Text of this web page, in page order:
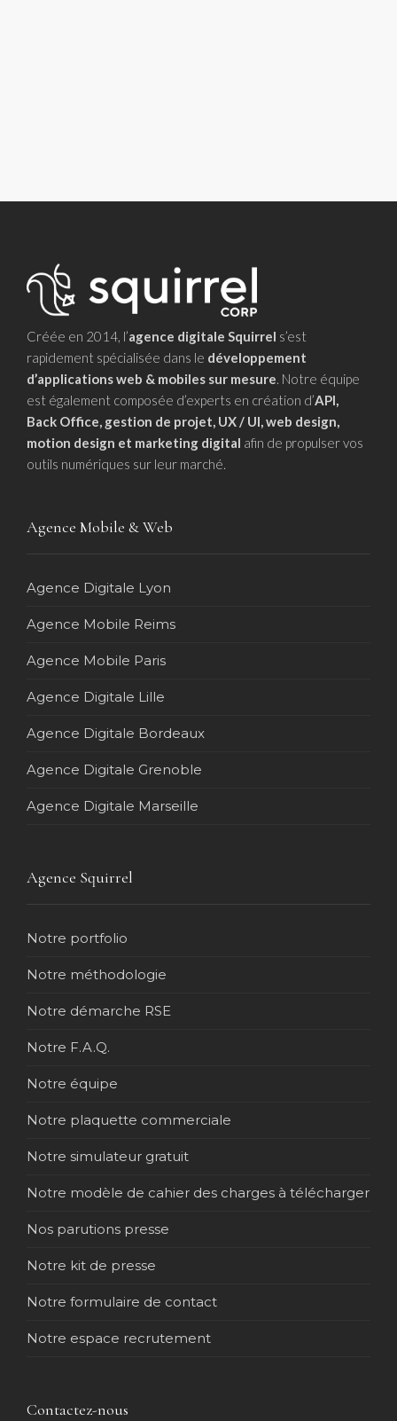
Créée en 2014, l’agence digitale Squirrel s’est
rapidement spécialisée dans le développement
d’applications web & mobiles sur mesure. Notre équipe
est également composée d’experts en création d’API,
Back Office, gestion de projet, UX / UI, web design,
motion design et marketing digital afin de propulser vos
outils numériques sur leur marché.
Agence Mobile & Web
Agence Digitale Lyon
Agence Mobile Reims
Agence Mobile Paris
Agence Digitale Lille
Agence Digitale Bordeaux
Agence Digitale Grenoble
Agence Digitale Marseille
Agence Squirrel
Notre portfolio
Notre méthodologie
Notre démarche RSE
Notre F.A.Q.
Notre équipe
Notre plaquette commerciale
Notre simulateur gratuit
Notre modèle de cahier des charges à télécharger
Nos parutions presse
Notre kit de presse
Notre formulaire de contact
Notre espace recrutement
Contactez-nous